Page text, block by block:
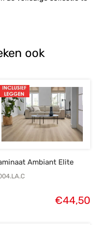
ook
Ambiant Elite
€44,50